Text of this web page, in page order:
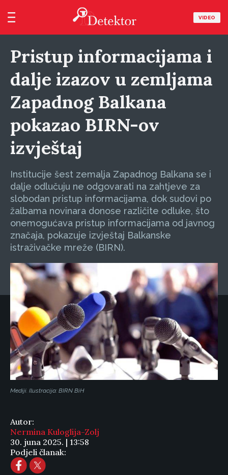
VIDEO
Pristup informacijama i
dalje izazov u zemljama
Zapadnog Balkana
pokazao BIRN-ov
izvještaj
Institucije šest zemalja Zapadnog Balkana se i
dalje odlučuju ne odgovarati na zahtjeve za
slobodan pristup informacijama, dok sudovi po
žalbama novinara donose različite odluke, što
onemogućava pristup informacijama od javnog
značaja, pokazuje izvještaj Balkanske
istraživačke mreže (BIRN).
Mediji. Ilustracija: BIRN BiH
Autor:
Nermina Kuloglija-Zolj
30. juna 2025. | 13:58
Podjeli članak: